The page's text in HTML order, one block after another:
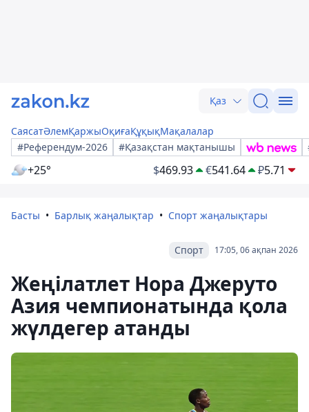
Қаз
СаясатӘлемҚаржыОқиғаҚұқықМақалалар
#Референдум-2026
#Қазақстан мақтанышы
+25° $469.93 €541.64 ₽5.71
Басты Барлық жаңалықтар Спорт жаңалықтары
17:05, 06 ақпан 2026
Спорт
Жеңілатлет Нора Джеруто
Азия чемпионатында қола
жүлдегер атанды